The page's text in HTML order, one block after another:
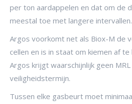
per ton aardappelen en dat om de
meestal toe met langere intervallen.
Argos voorkomt net als Biox-M de
cellen en is in staat om kiemen af
Argos krijgt waarschijnlijk geen
veiligheidstermijn.
Tussen elke gasbeurt moet